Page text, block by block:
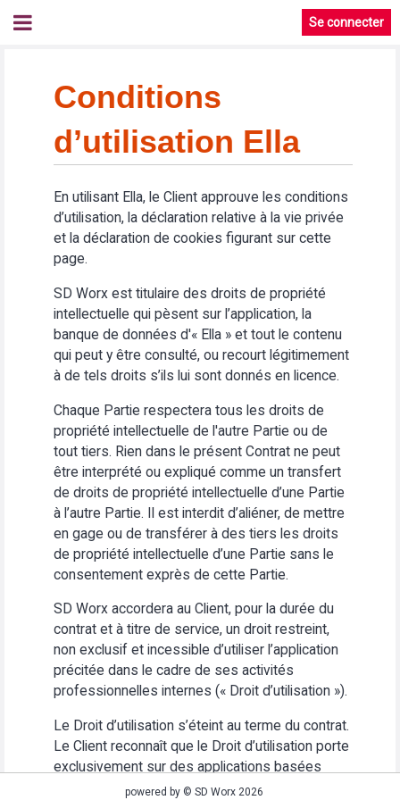
Se connecter
Conditions
d’utilisation Ella
En utilisant Ella, le Client approuve les conditions
d’utilisation, la déclaration relative à la vie privée
et la déclaration de cookies figurant sur cette
page.
SD Worx est titulaire des droits de propriété
intellectuelle qui pèsent sur l’application, la
banque de données d'« Ella » et tout le contenu
qui peut y être consulté, ou recourt légitimement
à de tels droits s’ils lui sont donnés en licence.
Chaque Partie respectera tous les droits de
propriété intellectuelle de l'autre Partie ou de
tout tiers. Rien dans le présent Contrat ne peut
être interprété ou expliqué comme un transfert
de droits de propriété intellectuelle d’une Partie
à l’autre Partie. Il est interdit d’aliéner, de mettre
en gage ou de transférer à des tiers les droits
de propriété intellectuelle d’une Partie sans le
consentement exprès de cette Partie.
SD Worx accordera au Client, pour la durée du
contrat et à titre de service, un droit restreint,
non exclusif et incessible d’utiliser l’application
précitée dans le cadre de ses activités
professionnelles internes (« Droit d’utilisation »).
Le Droit d’utilisation s’éteint au terme du contrat.
Le Client reconnaît que le Droit d’utilisation porte
exclusivement sur des applications basées
Web. Le Client s’abstiendra (i) d’utiliser
powered by © SD Worx 2026